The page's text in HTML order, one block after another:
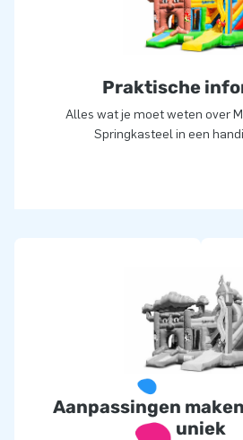
van onze professionele service en
ook wel creators of greatness.
Praktische
Alles wat je moet weten over
Springkasteel in een
Aanpassingen
uniek